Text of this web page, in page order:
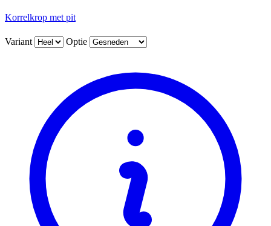
Korrelkrop met pit
Variant Optie